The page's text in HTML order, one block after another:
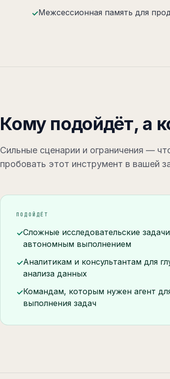
✓Межсессионная память для
Кому подойдёт, а
Сильные сценарии и ограничения —
пробовать этот инструмент в вашей
ПОДОЙДЁТ
✓Сложные исследовательские
автономным выполнением
✓Аналитикам и консультантам для
анализа данных
✓Командам, которым нужен агент
выполнения задач